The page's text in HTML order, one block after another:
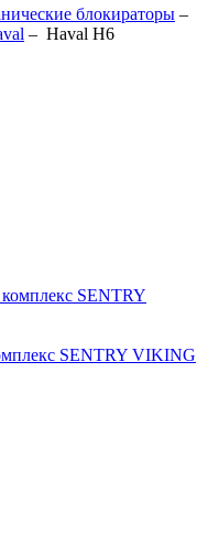
блoкираторы –
– Haval H6
SENTRY VIKING